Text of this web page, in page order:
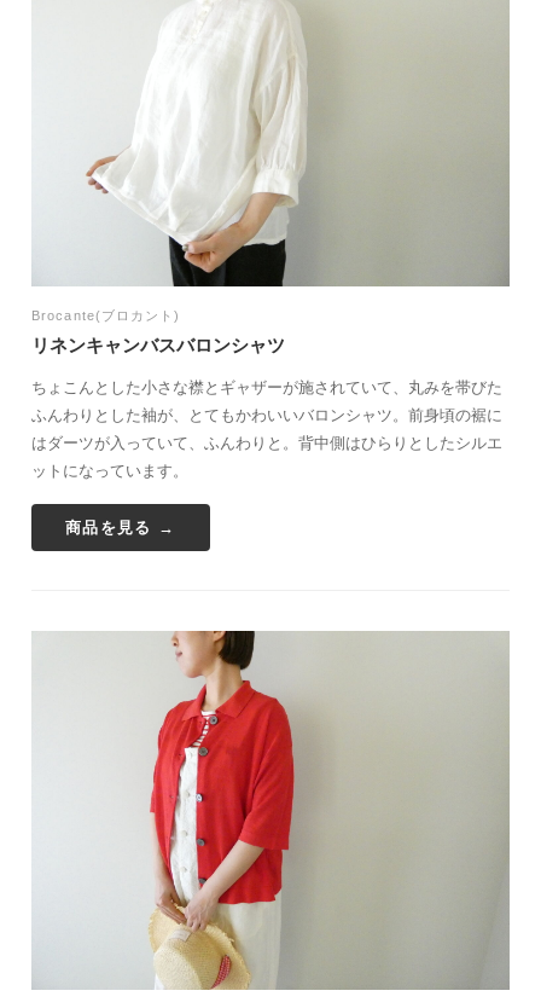
Brocante(ブロカント)
リネンキャンバスバロンシャツ
ちょこんとした小さな襟とギャザーが施されていて、丸みを帯びた
ふんわりとした袖が、とてもかわいいバロンシャツ。前身頃の裾に
はダーツが入っていて、ふんわりと。背中側はひらりとしたシルエ
ットになっています。
商品を見る →